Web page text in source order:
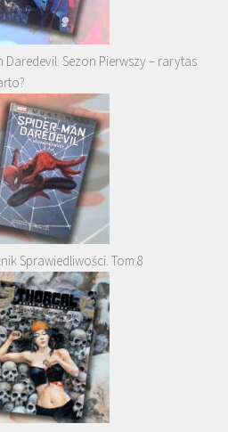
Daredevil. Sezon Pierwszy – rarytas
Sprawiedliwości. Tom 8